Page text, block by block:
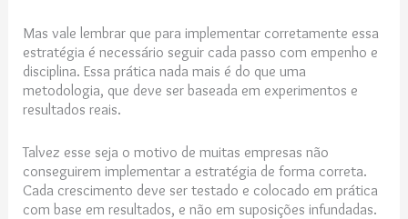
Mas vale lembrar que para implementar corretamente essa
estratégia é necessário seguir cada passo com empenho e
disciplina. Essa prática nada mais é do que uma
metodologia, que deve ser baseada em experimentos e
resultados reais.
Talvez esse seja o motivo de muitas empresas não
conseguirem implementar a estratégia de forma correta.
Cada crescimento deve ser testado e colocado em prática
com base em resultados, e não em suposições infundadas.